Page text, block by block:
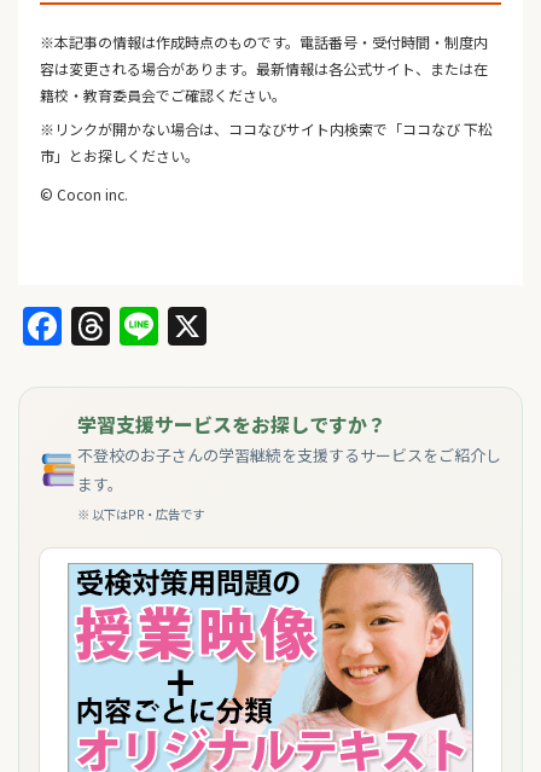
※本記事の情報は作成時点のものです。電話番号・受付時間・制度内
容は変更される場合があります。最新情報は各公式サイト、または在
籍校・教育委員会でご確認ください。
※リンクが開かない場合は、ココなびサイト内検索で「ココなび 下松
市」とお探しください。
© Cocon inc.
Facebook
Threads
Line
学習支援サービスをお探しですか？
不登校のお子さんの学習継続を支援するサービスをご紹介し
ます。
※ 以下はPR・広告です